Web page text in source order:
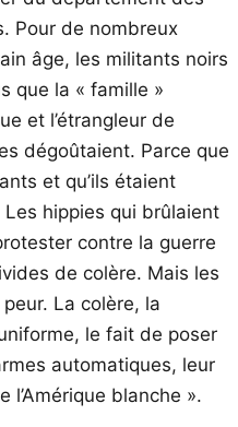
Pour de nombreux
âge, les militants noirs
que la « famille »
et l’étrangleur de
dégoûtaient. Parce que
et qu’ils étaient
hippies qui brûlaient
contre la guerre
de colère. Mais les
La colère, la
le fait de poser
automatiques, leur
l’Amérique blanche ».